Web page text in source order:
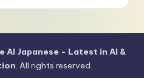
AI Japanese - Latest in AI &
. All rights reserved.